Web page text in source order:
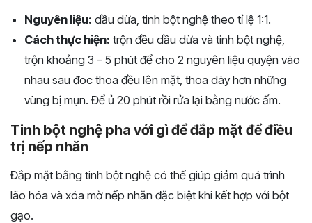
Nguyên liệu: dầu dừa, tinh bột nghệ theo tỉ lệ 1:1.
Cách thực hiện: trộn đều dầu dừa và tinh bột nghệ,
trộn khoảng 3 – 5 phút để cho 2 nguyên liệu quyện vào
nhau sau đoc thoa đều lên mặt, thoa dày hơn những
vùng bị mụn. Để ủ 20 phút rồi rửa lại bằng nước ấm.
Tinh bột nghệ pha với gì để đắp mặt để điều
trị nếp nhăn
Đắp mặt bằng tinh bột nghệ có thể giúp giảm quá trình
lão hóa và xóa mờ nếp nhăn đặc biệt khi kết hợp với bột
gạo.